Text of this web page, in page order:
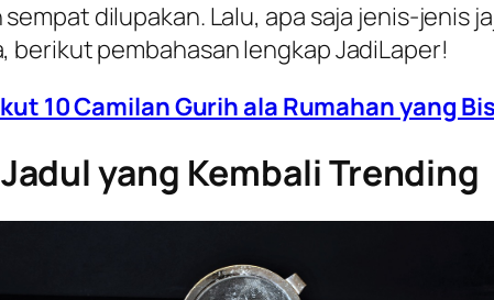
dilupakan. Lalu, apa saja jenis-jenis
berikut pembahasan lengkap JadiLaper!
10 Camilan Gurih ala Rumahan yang
yang Kembali Trending